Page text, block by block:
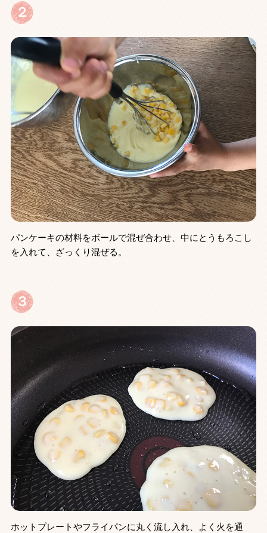
２
パンケーキの材料をボールで混ぜ合わせ、中にとうもろこし
を入れて、ざっくり混ぜる。
３
ホットプレートやフライパンに丸く流し入れ、よく火を通